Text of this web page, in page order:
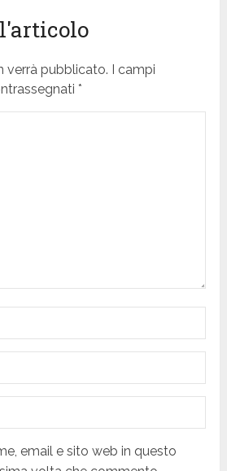
verrà pubblicato. I campi
*
email e sito web in questo